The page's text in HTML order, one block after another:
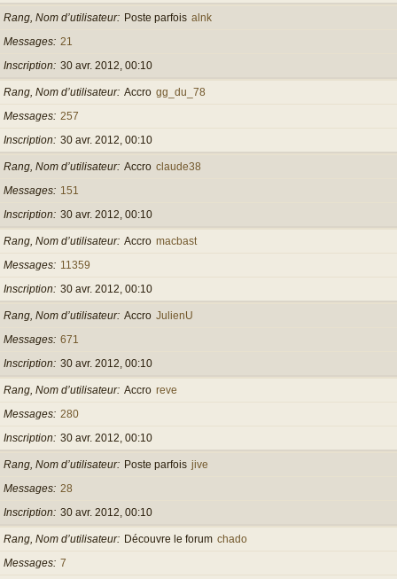
Rang, Nom d’utilisateur Poste parfois alnk
Messages 21
Inscription
30 avr. 2012, 00:10
Rang, Nom d’utilisateur Accro gg_du_78
Messages 257
Inscription
30 avr. 2012, 00:10
Rang, Nom d’utilisateur Accro claude38
Messages
151
Inscription
30 avr. 2012, 00:10
Rang, Nom d’utilisateur Accro macbast
Messages
11359
Inscription
30 avr. 2012, 00:10
Rang, Nom d’utilisateur Accro JulienU
Messages 671
Inscription
30 avr. 2012, 00:10
Rang, Nom d’utilisateur Accro reve
Messages 280
Inscription
30 avr. 2012, 00:10
Rang, Nom d’utilisateur Poste parfois jive
Messages 28
Inscription
30 avr. 2012, 00:10
Rang, Nom d’utilisateur Découvre le forum chado
Messages 7